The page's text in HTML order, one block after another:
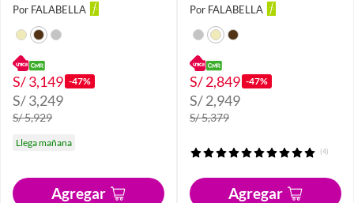
Por FALABELLA
S/ 3,149 -47%
S/ 3,249
S/ 5,929
Llega mañana
Agregar
Por FALABELLA
S/ 2,849 -47%
S/ 2,949
S/ 5,379
(4)
Agregar